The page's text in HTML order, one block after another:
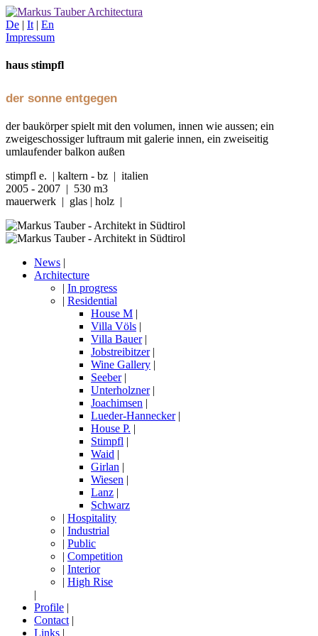
De | It | En
Impressum
haus stimpfl
der sonne entgegen
der baukörper spielt mit den volumen, innen wie aussen; ein
zweigeschossiger luftraum mit galerie innen, ein zweiseitig
umlaufender balkon außen
stimpfl e. | kaltern - bz | italien
2005 - 2007 | 530 m3
mauerwerk | glas | holz |
News |
Architecture
| In progress
| Residential
House M |
Villa Völs |
Villa Bauer|
Jobstreibitzer|
Wine Gallery |
Seeber|
Unterholzner|
Joachimsen |
Lueder-Hannecker|
House P. |
Stimpfl |
Waid |
Girlan |
Wiesen |
Lanz |
Schwarz
| Hospitality
| Industrial
| Public
| Competition
| Interior
| High Rise
|
Profile |
Contact|
Links |